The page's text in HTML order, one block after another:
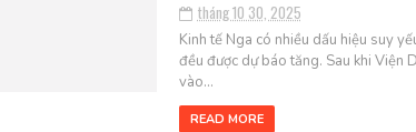
tháng 10 30, 2025
Kinh tế Nga có nhiều dấu hiệu suy
đều được dự báo tăng. Sau khi Viện
vào...
READ MORE